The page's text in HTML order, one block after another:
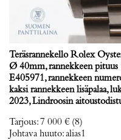
Teräsrannekello Rolex
Ø 40mm, rannekkeen pituus
E405971, rannekkeen
kaksi rannekkeen lisäpalaa,
2023, Lindroosin
Tarjous:7 000 € (8)
Johtava huuto:alias1